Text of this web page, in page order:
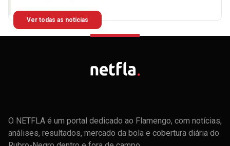
Ver todas as notícias
O NETFLA é um portal dedicado ao Flamengo, com notícias,
análises, resultados, mercado da bola e cobertura diária do